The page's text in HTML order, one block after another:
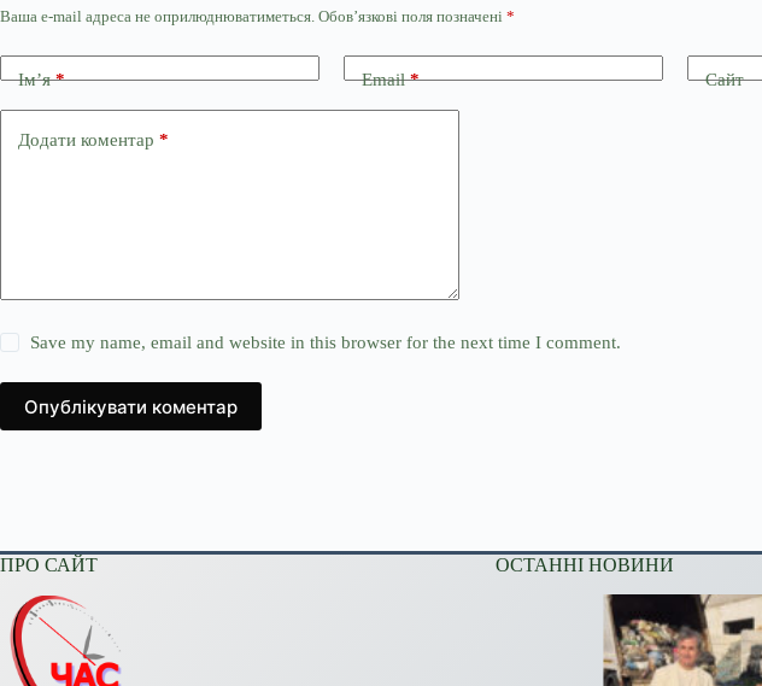
Ваша e-mail адреса не оприлюднюватиметься. Обов’язкові поля позначені *
Ім’я* Email* Сайт
Додати коментар *
Save my name, email and website in this browser for the next time I comment.
Опублікувати коментар
ПРО САЙТ ОСТАННІ НОВИНИ